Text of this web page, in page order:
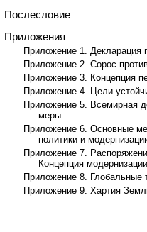
Послесловие
Приложения
Приложение 1. Декларация
Приложение 2. Сорос
Приложение 3. Концепция
Приложение 4. Цели
Приложение 5. Всемирная
меры
Приложение 6. Основные
политики и
Приложение 7.
Концепция
Приложение 8. Глобальные
Приложение 9. Хартия